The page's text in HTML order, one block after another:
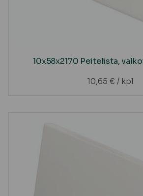
10x58x2170 Peitelista,
10,65 € / kpl